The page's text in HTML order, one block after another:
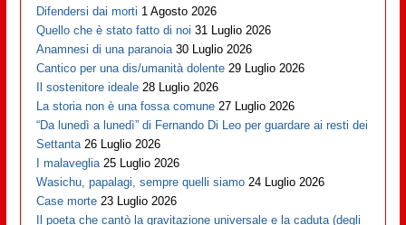
Difendersi dai morti 1 Agosto 2026
Quello che è stato fatto di noi 31 Luglio 2026
Anamnesi di una paranoia 30 Luglio 2026
Cantico per una dis/umanità dolente 29 Luglio 2026
Il sostenitore ideale 28 Luglio 2026
La storia non è una fossa comune 27 Luglio 2026
“Da lunedì a lunedì” di Fernando Di Leo per guardare ai resti dei
Settanta 26 Luglio 2026
I malaveglia 25 Luglio 2026
Wasichu, papalagi, sempre quelli siamo 24 Luglio 2026
Case morte 23 Luglio 2026
Il poeta che cantò la gravitazione universale e la caduta (degli